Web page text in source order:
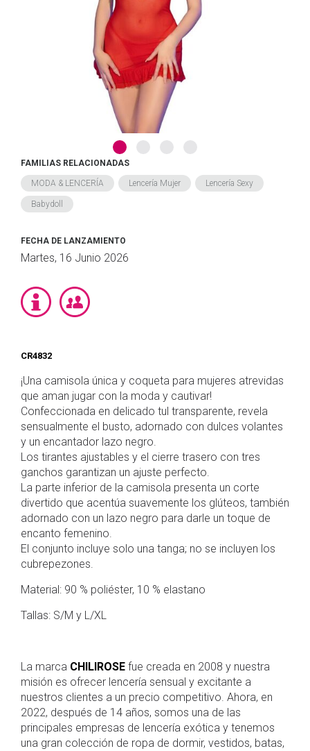
FAMILIAS RELACIONADAS
MODA & LENCERÍA Lencería Mujer Lencería Sexy
Babydoll
FECHA DE LANZAMIENTO
Martes, 16 Junio 2026
CR4832
¡Una camisola única y coqueta para mujeres atrevidas
que aman jugar con la moda y cautivar!
Confeccionada en delicado tul transparente, revela
sensualmente el busto, adornado con dulces volantes
y un encantador lazo negro.
Los tirantes ajustables y el cierre trasero con tres
ganchos garantizan un ajuste perfecto.
La parte inferior de la camisola presenta un corte
divertido que acentúa suavemente los glúteos, también
adornado con un lazo negro para darle un toque de
encanto femenino.
El conjunto incluye solo una tanga; no se incluyen los
cubrepezones.
Material: 90 % poliéster, 10 % elastano
Tallas: S/M y L/XL
La marca CHILIROSE fue creada en 2008 y nuestra
misión es ofrecer lencería sensual y excitante a
nuestros clientes a un precio competitivo. Ahora, en
2022, después de 14 años, somos una de las
principales empresas de lencería exótica y tenemos
una gran colección de ropa de dormir, vestidos, batas,